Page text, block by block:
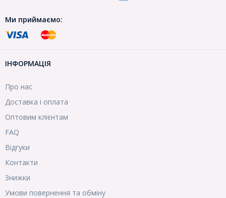
Ми приймаємо:
ІНФОРМАЦІЯ
Про нас
Доставка і оплата
Оптовим клієнтам
FAQ
Відгуки
Контакти
Знижки
Умови повернення та обміну